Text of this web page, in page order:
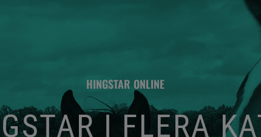
HINGSTAR ONLINE
I FLERA